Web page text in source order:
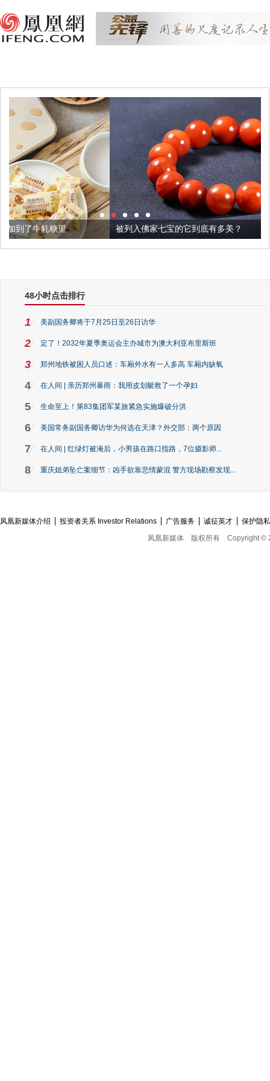
被列入佛家七宝的它到底有多美？
48小时点击排行
1 美副国务卿将于7月25日至26日访华
2 定了！2032年夏季奥运会主办城市为澳大利亚布里斯班
3 郑州地铁被困人员口述：车厢外水有一人多高 车厢内缺氧
4 在人间 | 亲历郑州暴雨：我用皮划艇救了一个孕妇
5 生命至上！第83集团军某旅紧急实施爆破分洪
6 美国常务副国务卿访华为何选在天津？外交部：两个原因
7 在人间 | 红绿灯被淹后，小男孩在路口指路，7位摄影师...
8 重庆姐弟坠亡案细节：凶手欲靠悲情蒙混 警方现场勘察发现...
凤凰新媒体介绍 投资者关系 Investor Relations 广告服务 诚征英才
保护隐
凤凰新媒体
版权所有 Copyright ©